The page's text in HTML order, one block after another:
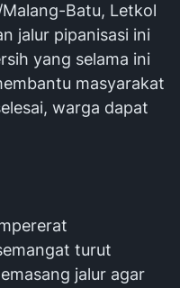
Batu, Letkol
jalur pipanisasi ini
yang selama ini
masyarakat
warga dapat
turut
jalur agar